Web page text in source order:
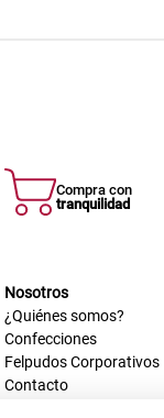
Compra con
tranquilidad
Nosotros
¿Quiénes somos?
Confecciones
Felpudos Corporativos
Contacto